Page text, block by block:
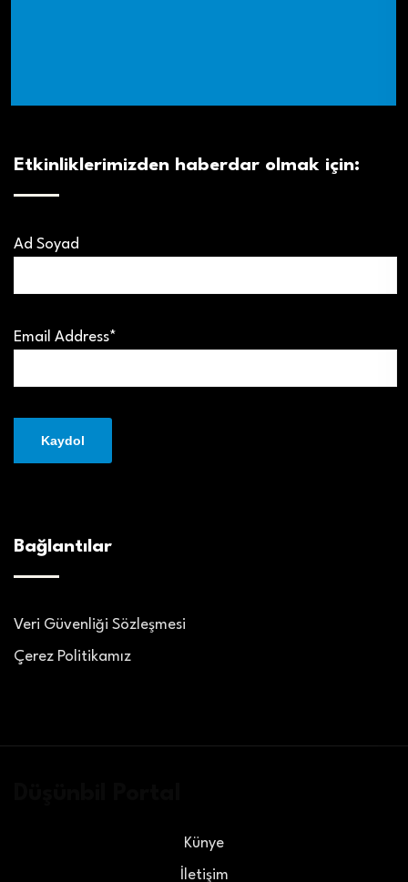
Etkinliklerimizden haberdar olmak için:
Ad Soyad
Email Address*
Bağlantılar
Veri Güvenliği Sözleşmesi
Çerez Politikamız
Künye
İletişim